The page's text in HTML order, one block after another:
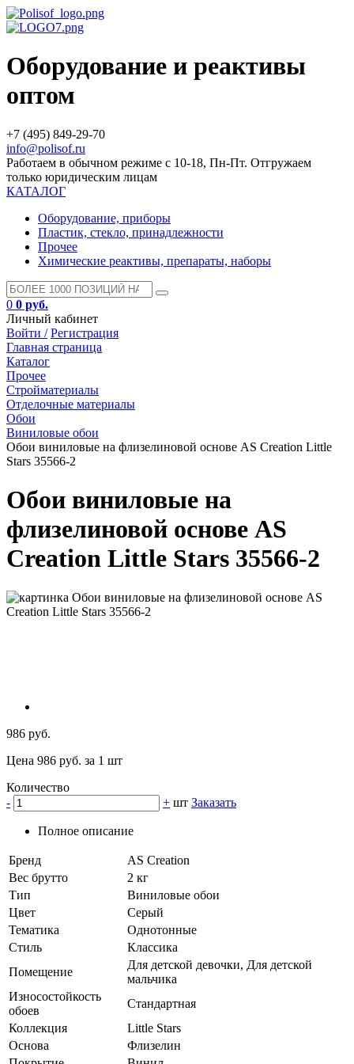
Оборудование и реактивы
оптом
+7 (495) 849-29-70
info@polisof.ru
Работаем в обычном режиме с 10-18, Пн-Пт. Отгружаем
только юридическим лицам
КАТАЛОГ
Оборудование, приборы
Пластик, стекло, принадлежности
Прочее
Химические реактивы, препараты, наборы
0 0 руб.
Личный кабинет
Войти / Регистрация
Главная страница
Каталог
Прочее
Стройматериалы
Отделочные материалы
Обои
Виниловые обои
Обои виниловые на флизелиновой основе AS Creation Little
Stars 35566-2
Обои виниловые на
флизелиновой основе AS
Creation Little Stars 35566-2
986 руб.
Цена 986 руб. за 1 шт
Количество
-
+ шт Заказать
Полное описание
Бренд
AS Creation
Вес брутто
2 кг
Тип
Виниловые обои
Цвет
Серый
Тематика
Однотонные
Стиль
Классика
Помещение
Для детской девочки, Для детской
мальчика
Износостойкость
обоев
Стандартная
Коллекция
Little Stars
Основа
Флизелин